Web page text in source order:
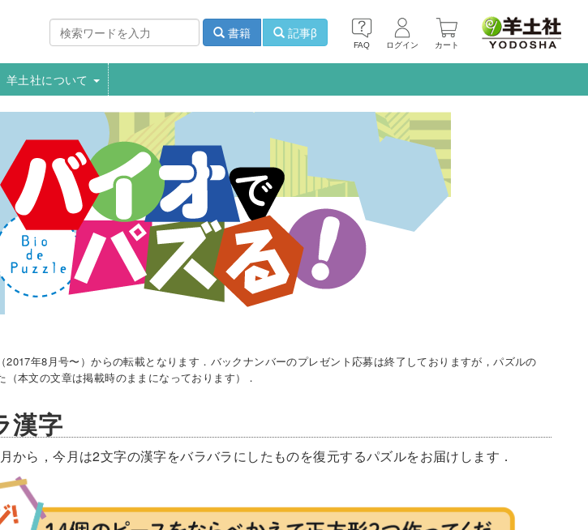
FAQ ログイン カート
書籍 記事β
羊土社について
年8月号〜）からの転載となります．バックナンバーのプレゼント応募は終了しておりますが，パズルの
本文の文章は掲載時のままになっております）．
漢字
から，今月は2文字の漢字をバラバラにしたものを復元するパズルをお届けします．